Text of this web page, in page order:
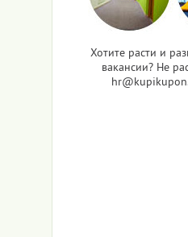
Хотите расти и
вакансии? Не